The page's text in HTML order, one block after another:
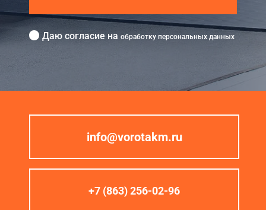
Даю согласие на обработку персональных данных
info@vorotakm.ru
+7 (863) 256-02-96